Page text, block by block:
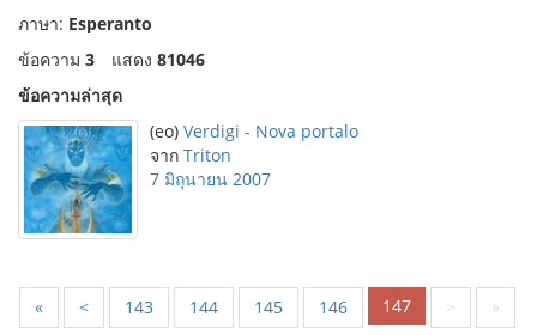
ภาษา: Esperanto
ข้อความ 3 แสดง 81046
ข้อความล่าสุด
(eo) Verdigi - Nova portalo
จาก Triton
7 มิถุนายน 2007
« < 143 144 145 146 147 > »